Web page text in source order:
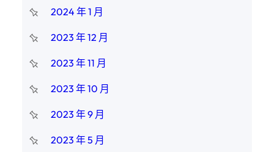
2024 年 1 月
2023 年 12 月
2023 年 11 月
2023 年 10 月
2023 年 9 月
2023 年 5 月